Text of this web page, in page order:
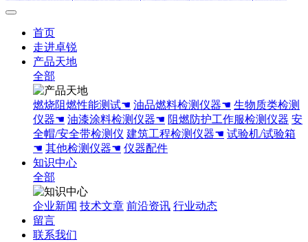
首页
走进卓锐
产品天地
全部
燃烧阻燃性能测试☚ 油品燃料检测仪器☚ 生物质类检测
仪器☚ 油漆涂料检测仪器☚ 阻燃防护工作服检测仪器 安
全帽/安全带检测仪 建筑工程检测仪器☚ 试验机/试验箱
☚ 其他检测仪器☚ 仪器配件
知识中心
全部
企业新闻 技术文章 前沿资讯 行业动态
留言
联系我们